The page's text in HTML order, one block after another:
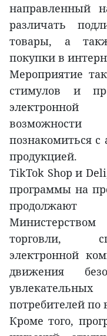
направленный
различать
товары, а
покупки в
Мероприятие
стимулов и
электронной
познакомиться с
продукцией.
TikTok Shop и
программы на
торговли,
электронной
движения
потребителей по
Кроме того,